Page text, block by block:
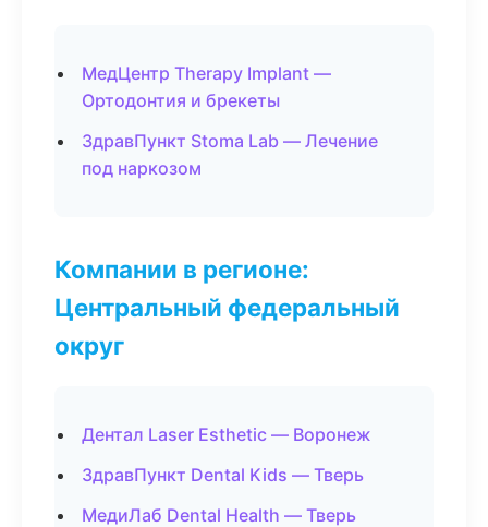
МедЦентр Therapy Implant —
Ортодонтия и брекеты
ЗдравПункт Stoma Lab — Лечение
под наркозом
Компании в регионе:
Центральный федеральный
округ
Дентал Laser Esthetic — Воронеж
ЗдравПункт Dental Kids — Тверь
МедиЛаб Dental Health — Тверь